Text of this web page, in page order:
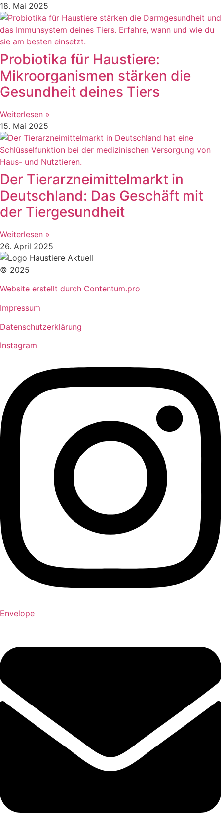
18. Mai 2025
Probiotika für Haustiere:
Mikroorganismen stärken die
Gesundheit deines Tiers
Weiterlesen »
15. Mai 2025
Der Tierarzneimittelmarkt in
Deutschland: Das Geschäft mit
der Tiergesundheit
Weiterlesen »
26. April 2025
© 2025
Website erstellt durch Contentum.pro
Impressum
Datenschutzerklärung
Instagram
Envelope